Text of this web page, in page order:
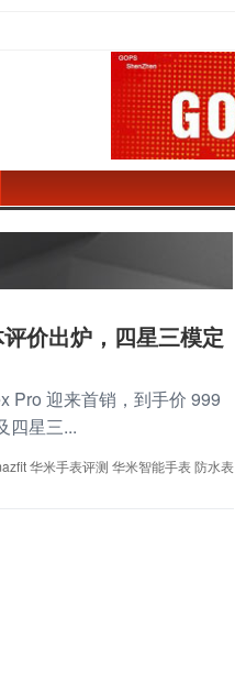
价出炉，四星三模定
Pro 迎来首销，到手价 999
四星三...
华米手表评测 华米智能手表防水表